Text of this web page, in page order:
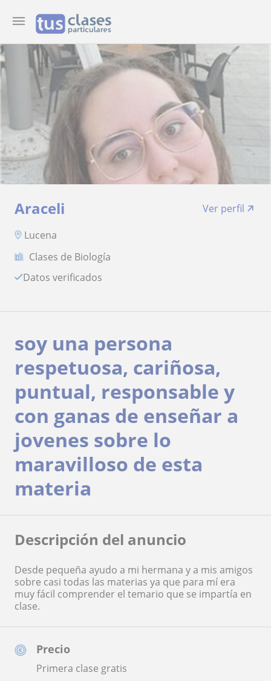
Araceli
Ver perfil
Lucena
Clases de Biología
Datos verificados
Precio
Primera clase gratis
soy una persona
respetuosa, cariñosa,
puntual, responsable y
con ganas de enseñar a
jovenes sobre lo
maravilloso de esta
materia
Descripción del anuncio
Desde pequeña ayudo a mi hermana y a mis amigos
sobre casi todas las materias ya que para mí era
muy fácil comprender el temario que se impartía en
clase.